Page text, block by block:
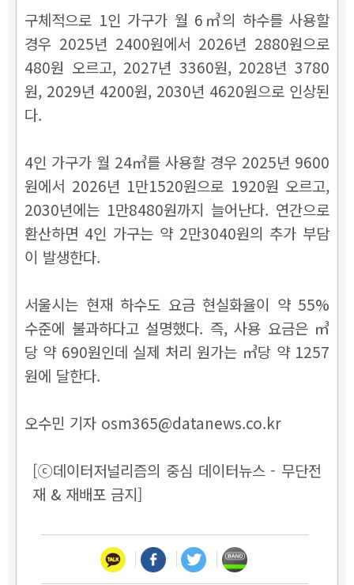
구체적으로 1인 가구가 월 6㎥의 하수를 사용할
경우 2025년 2400원에서 2026년 2880원으로
480원 오르고, 2027년 3360원, 2028년 3780
원, 2029년 4200원, 2030년 4620원으로 인상된
다.
4인 가구가 월 24㎥를 사용할 경우 2025년 9600
원에서 2026년 1만1520원으로 1920원 오르고,
2030년에는 1만8480원까지 늘어난다. 연간으로
환산하면 4인 가구는 약 2만3040원의 추가 부담
이 발생한다.
서울시는 현재 하수도 요금 현실화율이 약 55%
수준에 불과하다고 설명했다. 즉, 사용 요금은 ㎥
당 약 690원인데 실제 처리 원가는 ㎥당 약 1257
원에 달한다.
오수민 기자 osm365@datanews.co.kr
[ⓒ데이터저널리즘의 중심 데이터뉴스 - 무단전
재 & 재배포 금지]